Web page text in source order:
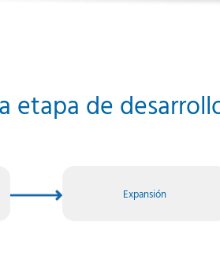
etapa de
Expansión